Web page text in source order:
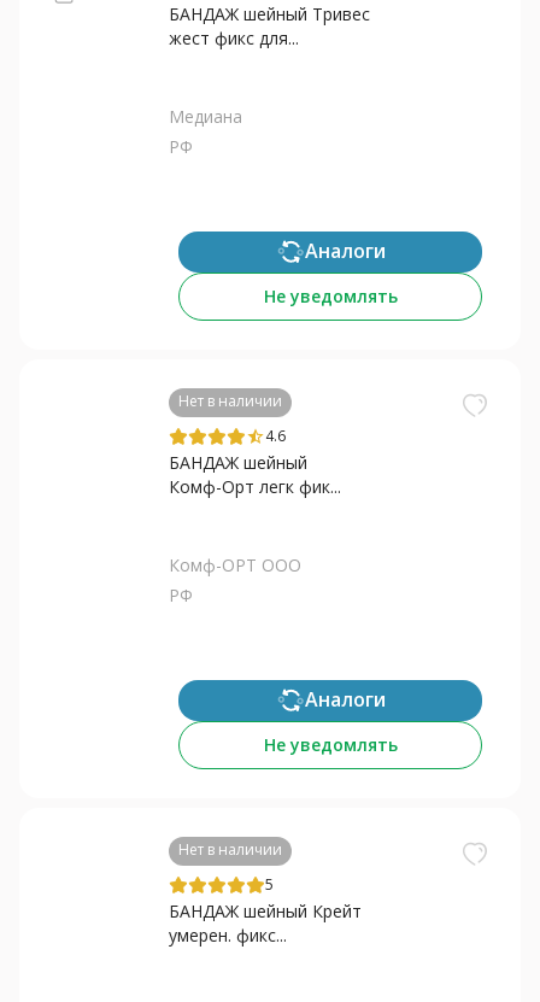
БАНДАЖ шейный Тривес
жест фикс для...
Медиана
РФ
Аналоги
Не уведомлять
Нет в наличии
star_half4.6
БАНДАЖ шейный
Комф-Орт легк фик...
Комф-ОРТ ООО
РФ
Аналоги
Не уведомлять
Нет в наличии
5
БАНДАЖ шейный Крейт
умерен. фикс...